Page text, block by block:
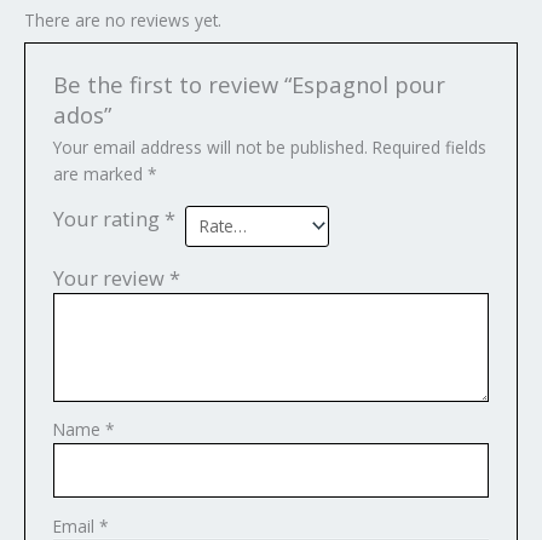
There are no reviews yet.
Be the first to review “Espagnol pour
ados”
Your email address will not be published. Required fields
are marked *
Your rating *
Your review *
Name *
Email *